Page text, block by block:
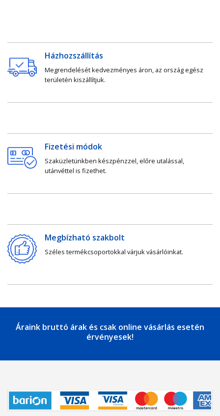
Házhozszállítás
Megrendelését kedvezményes áron, az ország egész
területén kiszállítjuk.
Fizetési módok
Szaküzletünkben készpénzzel, előre utalással,
utánvéttel is fizethet.
Megbízható szakbolt
Széles termékcsoportokkal várjuk vásárlóinkat.
Áraink bruttó árak és csak online vásárlás esetén
érvényesek!